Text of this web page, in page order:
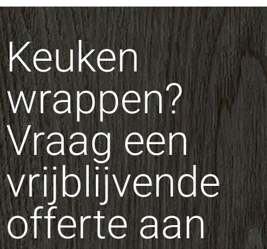
Keuken
wrappen?
Vraag een
vrijblijvende
offerte aan